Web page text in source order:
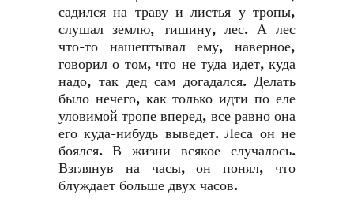
садился на траву и листья у тропы,
слушал землю, тишину, лес. А лес
что-то нашептывал ему, наверное,
говорил о том, что не туда идет, куда
надо, так дед сам догадался. Делать
было нечего, как только идти по еле
уловимой тропе вперед, все равно она
его куда-нибудь выведет. Леса он не
боялся. В жизни всякое случалось.
Взглянув на часы, он понял, что
блуждает больше двух часов.